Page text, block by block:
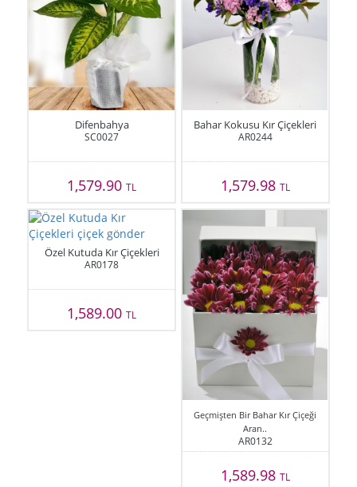
Difenbahya
SC0027
1,579.90TL
Bahar Kokusu Kır Çiçekleri
AR0244
1,579.98 TL
Özel Kutuda Kır Çiçekleri
AR0178
1,589.00TL
Geçmişten Bir Bahar Kır Çiçeği
Aran..
AR0132
1,589.98 TL